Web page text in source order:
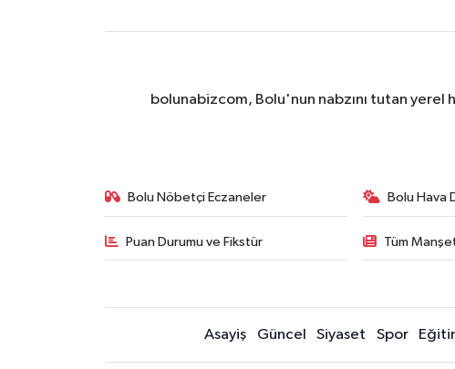
bolunabizcom, Bolu'nun nabzını tutan yerel
Bolu Nöbetçi Eczaneler Bolu Hava
Puan Durumu ve Fikstür Tüm
Asayiş Güncel Siyaset Spor